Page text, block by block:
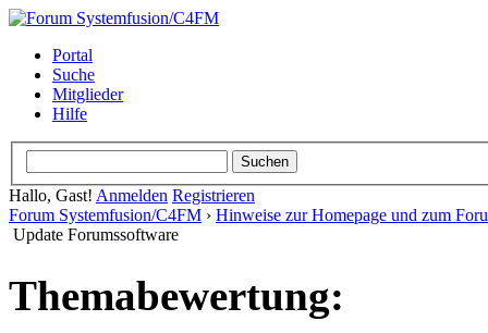
Portal
Suche
Mitglieder
Hilfe
Hallo, Gast! Anmelden Registrieren
Forum Systemfusion/C4FM › Hinweise zur Homepage und zum
Update Forumssoftware
Themabewertung: